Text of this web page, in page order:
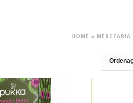
HOME » MERCEARIA